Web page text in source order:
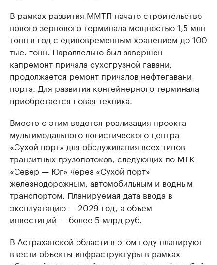
В рамках развития ММТП начато строительство
нового зернового терминала мощностью 1,5 млн
тонн в год с единовременным хранением до 100
тыс. тонн. Параллельно был завершен
капремонт причала сухогрузной гавани,
продолжается ремонт причалов нефтегавани
порта. Для развития контейнерного терминала
приобретается новая техника.
Вместе с этим ведется реализация проекта
мультимодального логистического центра
«Сухой порт» для обслуживания всех типов
транзитных грузопотоков, следующих по МТК
«Север — Юг» через «Сухой порт»
железнодорожным, автомобильным и водным
транспортом. Планируемая дата ввода в
эксплуатацию — 2029 год, а объем
инвестиций — более 5 млрд руб.
В Астраханской области в этом году планируют
ввести объекты инфраструктуры в рамках